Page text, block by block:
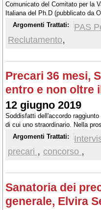
Comunicato del Comitato per la
Italiana del Ph.D (pubblicato da
dell'Università e della Ricerca
ha portato all'inclusione dei
Argomenti Trattati: PAS
Reclutamento,
Precari 36 mesi,
entro e non oltre
12 giugno 2019
Soddisfatti dell'accordo
di cui uno straordinario. Nella
situazione degli Ata f.f. Dsga,
Argomenti Trattati:
precari , concorso ,
Sanatoria dei
generale, Elvira